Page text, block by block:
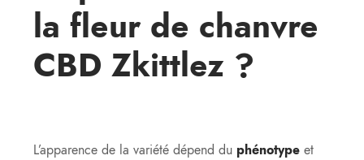
la fleur de chanvre
CBD Zkittlez ?
L’apparence de la variété dépend du phénotype et